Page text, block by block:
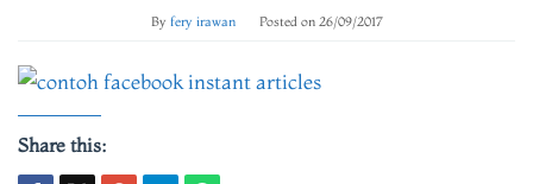
By fery irawan Posted on 26/09/2017
Share this: